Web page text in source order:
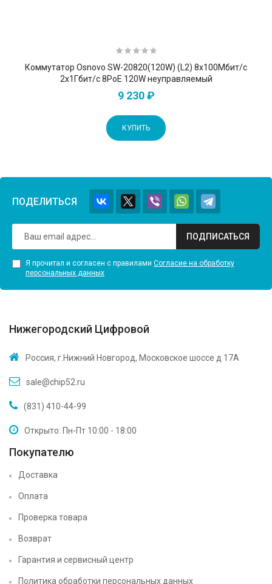
Коммутатор Osnovo SW-20820(120W) (L2) 8x100Мбит/с
2x1Гбит/с 8PoE 120W неуправляемый
9 230 ₽
КУПИТЬ
ПОДЕЛИТЬСЯ
ПОДПИСАТЬСЯ
Я прочитал и согласен с правилами Согласие на обработку
персональных данных
Нижегородский Цифровой
Россия, г.Нижний Новгород, Московское шоссе д 17А
sale@chip52.ru
(831) 410-44-99
Открыто: Пн-Пт 10:00 - 18:00
Покупателю
Доставка
Оплата
Проверка товара
Возврат
Гарантия и сервисный центр
Политика обработки персональных данных